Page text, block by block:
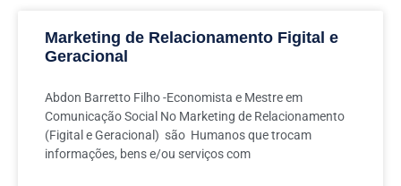
Marketing de Relacionamento Figital e
Geracional
Abdon Barretto Filho -Economista e Mestre em
Comunicação Social No Marketing de Relacionamento
(Figital e Geracional) são Humanos que trocam
informações, bens e/ou serviços com